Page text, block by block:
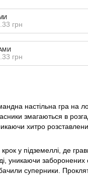
грн
грн
настільна гра на
змагаються в
хитро
у підземеллі, де
уникаючи заборонених
суперники.